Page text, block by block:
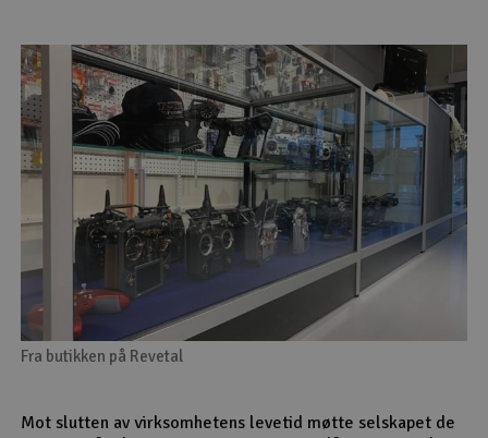
Fra butikken på Revetal
Mot slutten av virksomhetens levetid møtte selskapet de